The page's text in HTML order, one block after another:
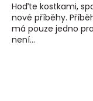
Hoďte kostkami,
nové příběhy.
má pouze jedno
není...